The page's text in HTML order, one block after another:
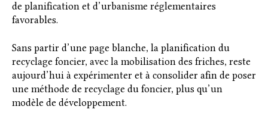
de planification et d’urbanisme réglementaires
favorables.
Sans partir d’une page blanche, la planification du
recyclage foncier, avec la mobilisation des friches, reste
aujourd’hui à expérimenter et à consolider afin de poser
une méthode de recyclage du foncier, plus qu’un
modèle de développement.